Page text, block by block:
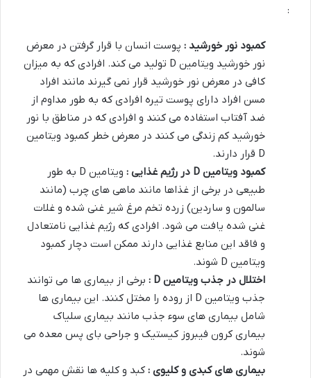
:
کمبود نور خورشید : پوست انسان با قرار گرفتن در معرض
نور خورشید ویتامین D تولید می کند. افرادی که به میزان
کافی در معرض نور خورشید قرار نمی گیرند مانند افراد
مسن افراد دارای پوست تیره افرادی که به طور مداوم از
ضد آفتاب استفاده می کنند و افرادی که در مناطق با نور
خورشید کم زندگی می کنند در معرض خطر کمبود ویتامین
D قرار دارند.
کمبود ویتامین
در رژیم غذایی :
ویتامین D به طور
طبیعی در برخی از غذاها مانند ماهی های چرب (مانند
سالمون و ساردین) زرده تخم مرغ شیر غنی شده و غلات
غنی شده یافت می شود. افرادی که رژیم غذایی نامتعادل
و فاقد این منابع غذایی دارند ممکن است دچار کمبود
ویتامین D شوند.
اختلال در جذب ویتامین
: برخی از بیماری ها می توانند
جذب ویتامین D از روده را مختل کنند. این بیماری ها
شامل بیماری های سوء جذب مانند بیماری سلیاک
بیماری کرون فیبروز کیستیک و جراحی بای پس معده می
شوند.
بیماری های کبدی و کلیوی : کبد و کلیه ها نقش مهمی در